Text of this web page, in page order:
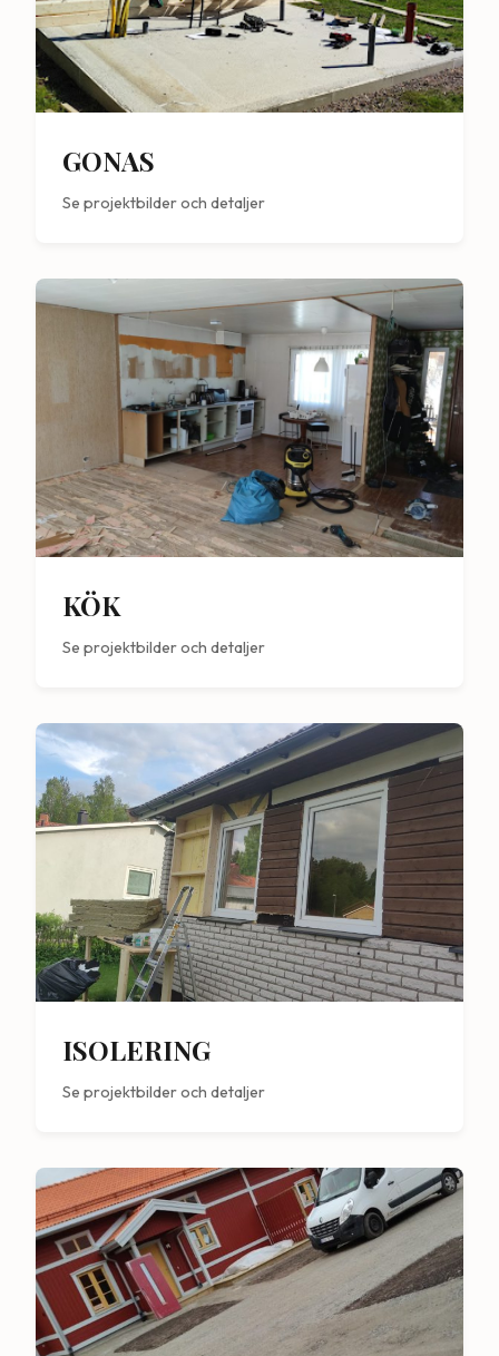
GONAS
Se projektbilder och detaljer
KÖK
Se projektbilder och detaljer
ISOLERING
Se projektbilder och detaljer